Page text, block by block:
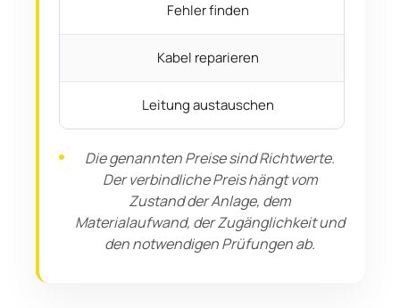
Fehler finden
Kabel reparieren
Leitung austauschen
Die genannten Preise sind Richtwerte.
Der verbindliche Preis hängt vom
Zustand der Anlage, dem
Materialaufwand, der Zugänglichkeit und
den notwendigen Prüfungen ab.